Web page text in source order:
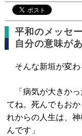
平和のメッセ
自分の意味が
そんな新垣が変わ
「病気が大きかっ
てね。死んでもお
れからの人生は、
んです」